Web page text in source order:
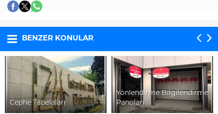
BENZER KONULAR
Cephe Tabelaları
Yönlendirme Bilgilendirme
Panoları